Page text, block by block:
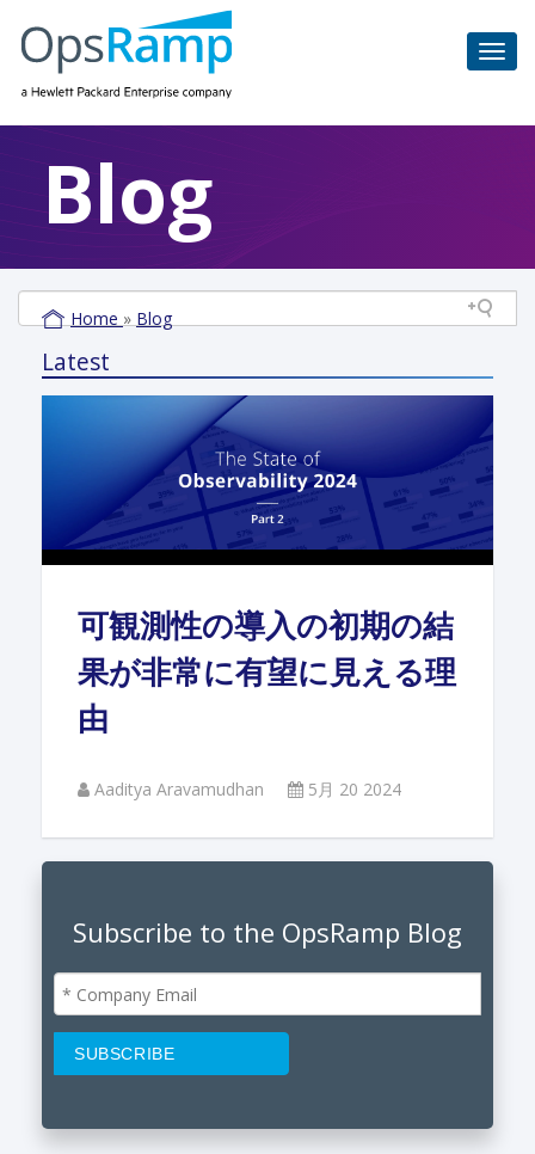
Blog
Home » Blog
Latest
可観測性の導入の初期の結
果が非常に有望に見える理
由
Aaditya Aravamudhan 5月 20 2024
Subscribe to the OpsRamp Blog